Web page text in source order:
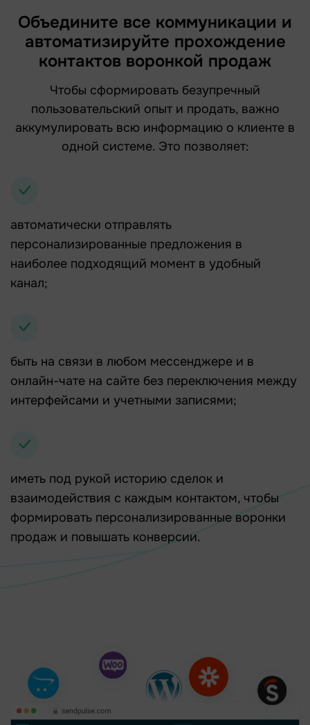
Объедините все коммуникации и
автоматизируйте прохождение
контактов воронкой продаж
Чтобы сформировать безупречный
пользовательский опыт и продать, важно
аккумулировать всю информацию о клиенте в
одной системе. Это позволяет:
автоматически отправлять
персонализированные предложения в
наиболее подходящий момент в удобный
канал;
быть на связи в любом мессенджере и в
онлайн-чате на сайте без переключения между
интерфейсами и учетными записями;
иметь под рукой историю сделок и
взаимодействия с каждым контактом, чтобы
формировать персонализированные воронки
продаж и повышать конверсии.